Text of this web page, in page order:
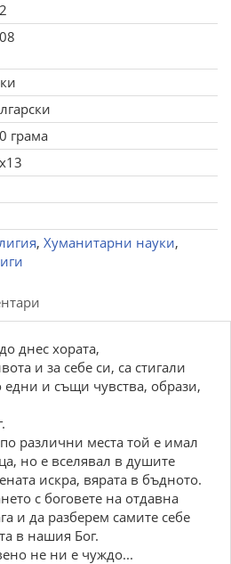
грама
, Хуманитарни науки,
днес хората,
и за себе си, са стигали
едни и същи чувства, образи,
различни места той е имал
но е вселявал в душите
искра, вярата в бъдното.
с боговете на отдавна
и да разберем самите себе
в нашия Бог.
не ни е чуждо...